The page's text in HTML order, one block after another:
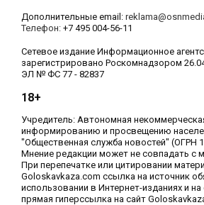
Дополнительные email:
Телефон: +7 495 004-56-11
Сетевое издание Информационное
зарегистрировано Роскомнадзором
ЭЛ № ФС 77 - 82837
18+
Учредитель: Автономная
информированию и просвещению
"Общественная служба новостей" (ОГРН
Мнение редакции может не совпадать с
При перепечатке или цитировании
Goloskavkaza.com ссылка на источник
использовании в Интернет-изданиях и на
прямая гиперссылка на сайт